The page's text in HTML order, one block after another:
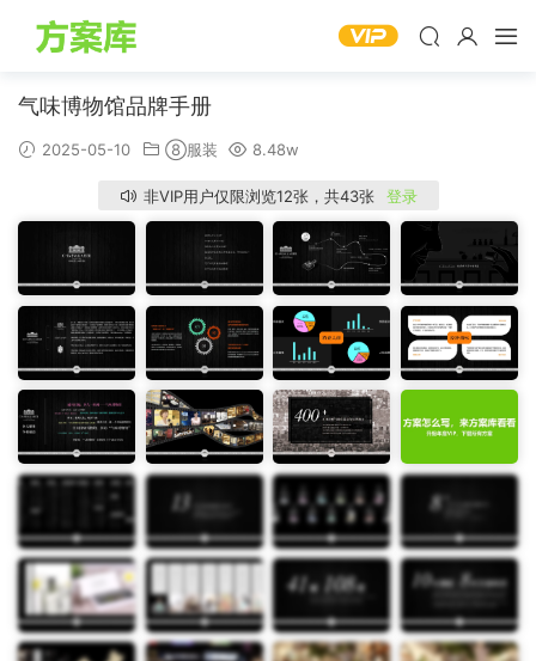
气味博物馆品牌手册
2025-05-10 ⑧服装 8.48w
非VIP用户仅限浏览12张，共43张 登录